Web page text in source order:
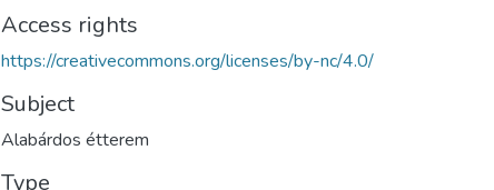
Access rights
https://creativecommons.org/licenses/by-nc/4.0/
Subject
Alabárdos étterem
Type